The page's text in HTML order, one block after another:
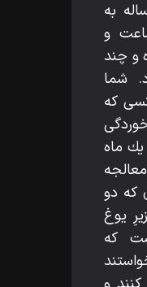
به
و
و چند
شما
كه
ماه
كه دو
يوغ
كه